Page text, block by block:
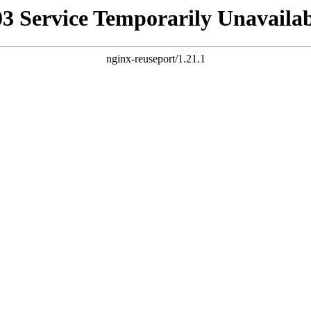
Service Temporarily
nginx-reuseport/1.21.1